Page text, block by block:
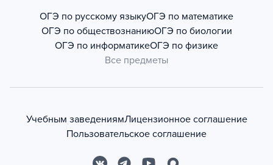
ОГЭ по русскому языкуОГЭ по математике
ОГЭ по обществознаниюОГЭ по биологии
ОГЭ по информатикеОГЭ по физике
Все предметы
Учебным заведениямЛицензионное соглашение
Пользовательское соглашение